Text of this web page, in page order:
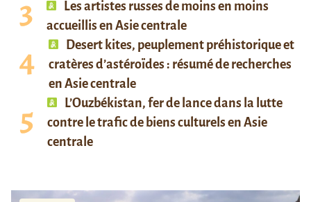
Les artistes russes de moins en moins
accueillis en Asie centrale
Desert kites, peuplement préhistorique et
cratères d’astéroïdes : résumé de recherches
en Asie centrale
L’Ouzbékistan, fer de lance dans la lutte
contre le trafic de biens culturels en Asie
centrale